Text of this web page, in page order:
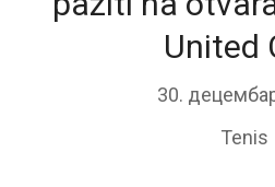
United
30.
Tenis